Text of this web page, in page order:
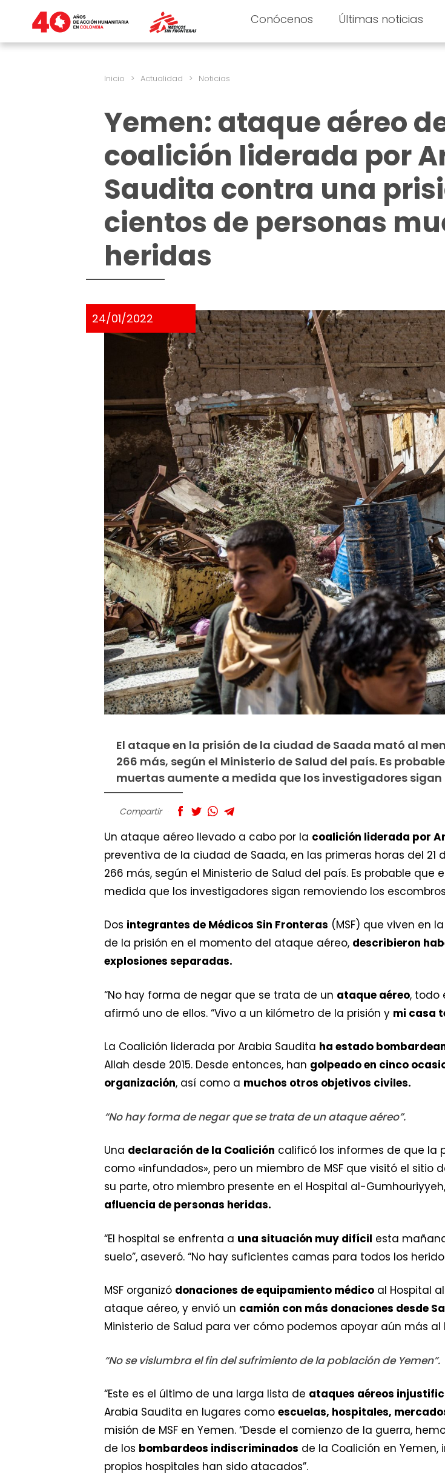
Conócenos Últimas noticias
Inicio > Actualidad > Noticias
Yemen: ataque aéreo
coalición liderada por
Saudita contra una
cientos de personas
heridas
24/01/2022
El ataque en la prisión de la ciudad de Saada mató al
266 más, según el Ministerio de Salud del país. Es
muertas aumente a medida que los investigadores
Compartir
Un ataque aéreo llevado a cabo por la coalición liderada por
preventiva de la ciudad de Saada, en las primeras horas del 21
266 más, según el Ministerio de Salud del país. Es probable que
medida que los investigadores sigan removiendo los
Dos integrantes de Médicos Sin Fronteras (MSF) que viven en
de la prisión en el momento del ataque aéreo, describieron
explosiones separadas.
“No hay forma de negar que se trata de un ataque aéreo, todo
afirmó uno de ellos. “Vivo a un kilómetro de la prisión y mi casa
La Coalición liderada por Arabia Saudita ha estado
Allah desde 2015. Desde entonces, han golpeado en cinco
organización, así como a muchos otros objetivos civiles.
“No hay forma de negar que se trata de un ataque aéreo”.
Una declaración de la Coalición calificó los informes de que la
como «infundados», pero un miembro de MSF que visitó el
su parte, otro miembro presente en el Hospital al-
afluencia de personas heridas.
“El hospital se enfrenta a una situación muy difícil esta
suelo”, aseveró. “No hay suficientes camas para todos los
MSF organizó donaciones de equipamiento médico al Hospital
ataque aéreo, y envió un camión con más donaciones desde
Ministerio de Salud para ver cómo podemos apoyar aún más
“No se vislumbra el fin del sufrimiento de la población de Yemen”.
“Este es el último de una larga lista de ataques aéreos
Arabia Saudita en lugares como escuelas, hospitales,
misión de MSF en Yemen. “Desde el comienzo de la guerra,
de los bombardeos indiscriminados de la Coalición en
propios hospitales han sido atacados”.